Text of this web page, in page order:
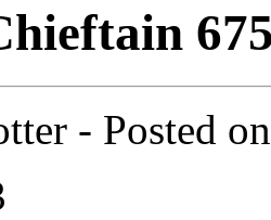
- Posted